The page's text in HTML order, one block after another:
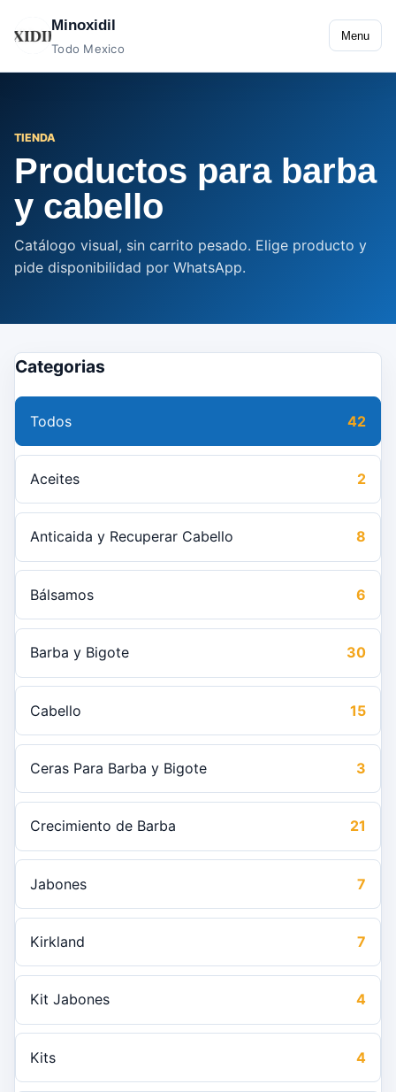
Minoxidil
Todo Mexico
Menu
TIENDA
Productos para barba
y cabello
Catálogo visual, sin carrito pesado. Elige producto y
pide disponibilidad por WhatsApp.
Categorias
Todos 42
Aceites 2
Anticaida y Recuperar Cabello 8
Bálsamos 6
Barba y Bigote 30
Cabello 15
Ceras Para Barba y Bigote 3
Crecimiento de Barba 21
Jabones 7
Kirkland 7
Kit Jabones 4
Kits 4